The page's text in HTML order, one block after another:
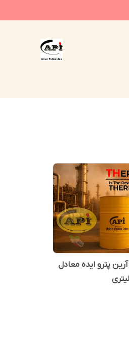
روغن ترمولوب 66 آرین پترو ایده معادل